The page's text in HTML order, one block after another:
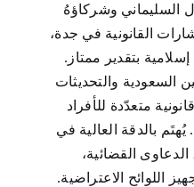
السليماني وشركاؤهُ
القانونية في جدة،
بتقدير ممتاز.
السعودية والتحديثات
متعدّدة للأفراد
بالدقة العالية في
الدعاوى القضائية،
اللوائح الاعتراضية.